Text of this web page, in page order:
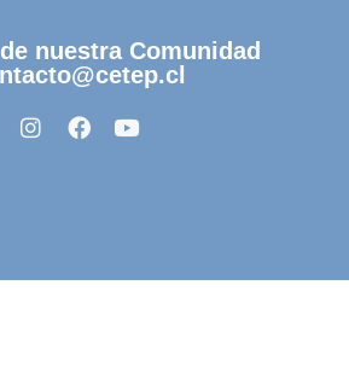
nuestra Comunidad